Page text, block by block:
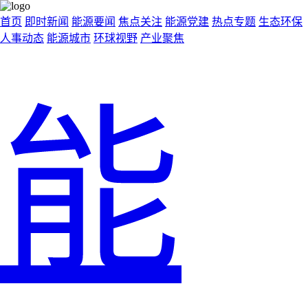
首页 即时新闻 能源要闻 焦点关注 能源党建 热点专题 生态环保
人事动态 能源城市 环球视野 产业聚焦
能